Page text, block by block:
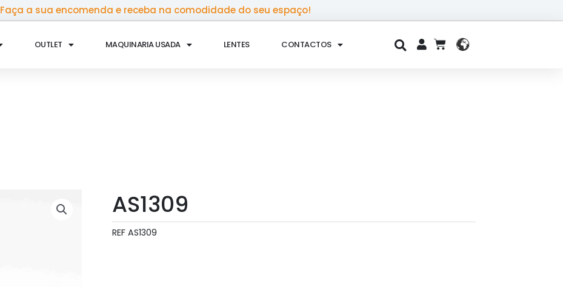
Faça a sua encomenda e receba na comodidade do seu espaço!
OUTLET MAQUINARIA USADA LENTES CONTACTOS CART
AS1309
REF AS1309